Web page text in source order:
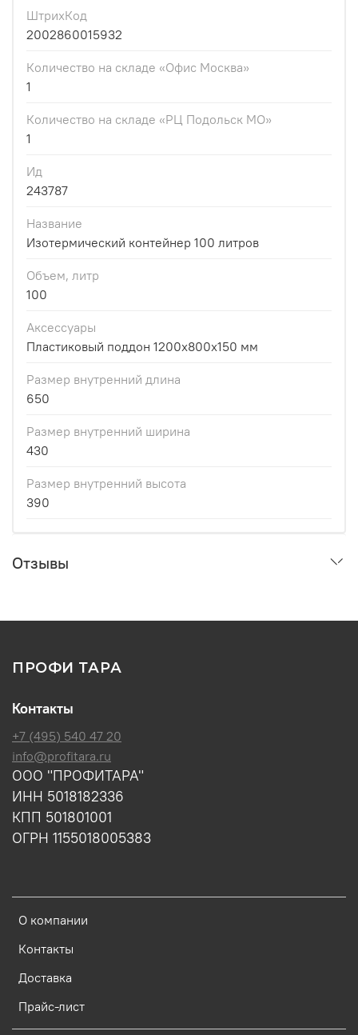
ШтрихКод
2002860015932
Количество на складе «Офис Москва»
1
Количество на складе «РЦ Подольск МО»
1
Ид
243787
Название
Изотермический контейнер 100 литров
Объем, литр
100
Аксессуары
Пластиковый поддон 1200x800x150 мм
Размер внутренний длина
650
Размер внутренний ширина
430
Размер внутренний высота
390
Отзывы
ПРОФИ ТАРА
О компании
Контакты
Доставка
Прайс-лист
Контакты
+7 (495) 540 47 20
info@profitara.ru
ООО "ПРОФИТАРА"
ИНН 5018182336
КПП 501801001
ОГРН 1155018005383